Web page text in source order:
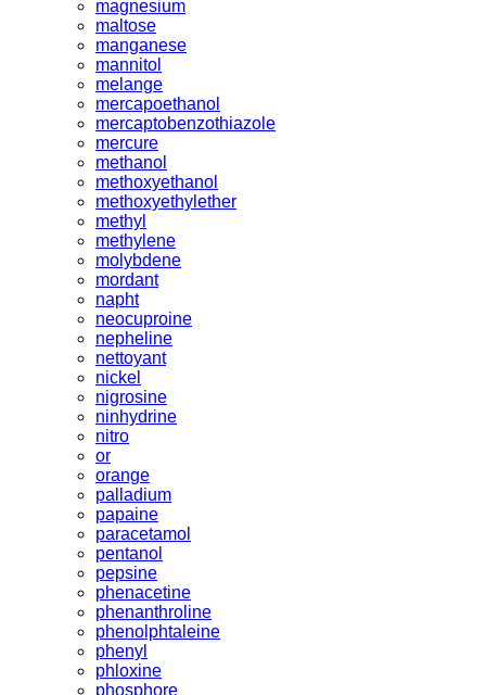
magnesium
maltose
manganese
mannitol
melange
mercapoethanol
mercaptobenzothiazole
mercure
methanol
methoxyethanol
methoxyethylether
methyl
methylene
molybdene
mordant
napht
neocuproine
nepheline
nettoyant
nickel
nigrosine
ninhydrine
nitro
or
orange
palladium
papaine
paracetamol
pentanol
pepsine
phenacetine
phenanthroline
phenolphtaleine
phenyl
phloxine
phosphore